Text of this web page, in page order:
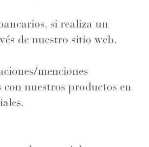
si realiza un
de nuestro sitio web.
menciones
con nuestros productos en